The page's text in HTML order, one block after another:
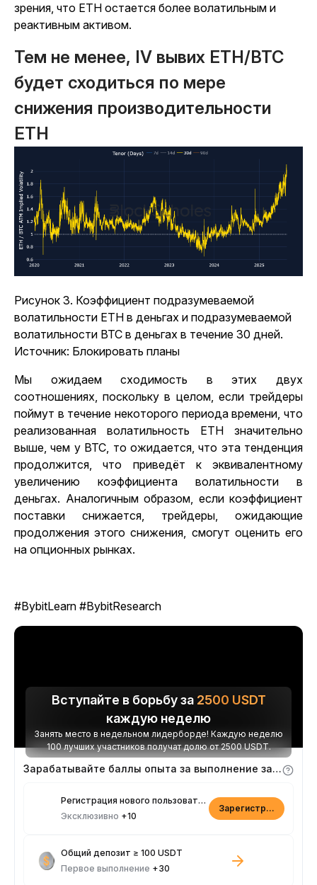
зрения, что ETH остается более волатильным и
реактивным активом.
Тем не менее, IV вывих ETH/BTC
будет сходиться по мере
снижения производительности
ETH
Рисунок 3. Коэффициент подразумеваемой
волатильности ETH в деньгах и подразумеваемой
волатильности BTC в деньгах в течение 30 дней.
Источник: Блокировать планы
Мы ожидаем сходимость в этих двух
соотношениях, поскольку в целом, если трейдеры
поймут в течение некоторого периода времени, что
реализованная волатильность ETH значительно
выше, чем у BTC, то ожидается, что эта тенденция
продолжится, что приведёт к эквивалентному
увеличению коэффициента волатильности в
деньгах. Аналогичным образом, если коэффициент
поставки снижается, трейдеры, ожидающие
продолжения этого снижения, смогут оценить его
на опционных рынках.
#BybitLearn #BybitResearch
Вступайте в борьбу за 2500 USDT
каждую неделю
Занять место в недельном лидерборде! Каждую неделю
100 лучших участников получат долю от 2500 USDT.
Зарабатывайте баллы опыта за выполнение заданий
Регистрация нового пользователя
Эксклюзивно +10
Зарегистрироваться
Общий депозит ≥ 100 USDT
Первое выполнение +30